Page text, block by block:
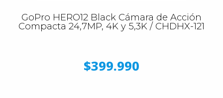
GoPro HERO12 Black Cámara de Acción
Compacta 24,7MP, 4K y 5,3K / CHDHX-121
$399.990